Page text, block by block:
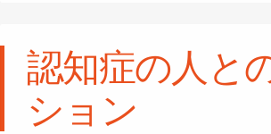
認知症の人と
ション